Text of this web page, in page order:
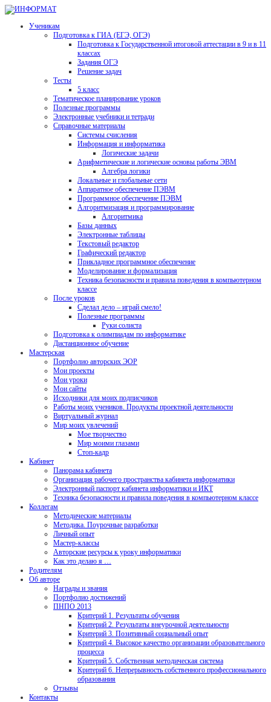
Ученикам
Подготовка к ГИА (ЕГЭ, ОГЭ)
Подготовка к Государственной итоговой аттестации в 9 и в 11
классах
Задания ОГЭ
Решение задач
Тесты
5 класс
Тематическое планирование уроков
Полезные программы
Электронные учебники и тетради
Справочные материалы
Системы счисления
Информация и информатика
Логические задачи
Арифметические и логические основы работы ЭВМ
Алгебра логики
Локальные и глобальные сети
Аппаратное обеспечение ПЭВМ
Программное обеспечение ПЭВМ
Алгоритмизация и программирование
Алгоритмика
Базы данных
Электронные таблицы
Текстовый редактор
Графический редактор
Прикладное программное обеспечение
Моделирование и формализация
Техника безопасности и правила поведения в компьютерном
классе
После уроков
Сделал дело – играй смело!
Полезные программы
Руки солиста
Подготовка к олимпиадам по информатике
Дистанционное обучение
Мастерская
Портфолио авторских ЭОР
Мои проекты
Мои уроки
Мои сайты
Исходники для моих подписчиков
Работы моих учеников. Продукты проектной деятельности
Виртуальный журнал
Мир моих увлечений
Мое творчество
Мир моими глазами
Стоп-кадр
Кабинет
Панорама кабинета
Организация рабочего пространства кабинета информатики
Электронный паспорт кабинета информатики и ИКТ
Техника безопасности и правила поведения в компьютерном классе
Коллегам
Методические материалы
Методика. Поурочные разработки
Личный опыт
Мастер-классы
Авторские ресурсы к уроку информатики
Как это делаю я …
Родителям
Об авторе
Награды и звания
Портфолио достижений
ПНПО 2013
Критерий 1. Результаты обучения
Критерий 2. Результаты внеурочной деятельности
Критерий 3. Позитивный социальный опыт
Критерий 4. Высокое качество организации образовательного
процесса
Критерий 5. Собственная методическая система
Критерий 6. Непрерывность собственного профессионального
образования
Отзывы
Контакты